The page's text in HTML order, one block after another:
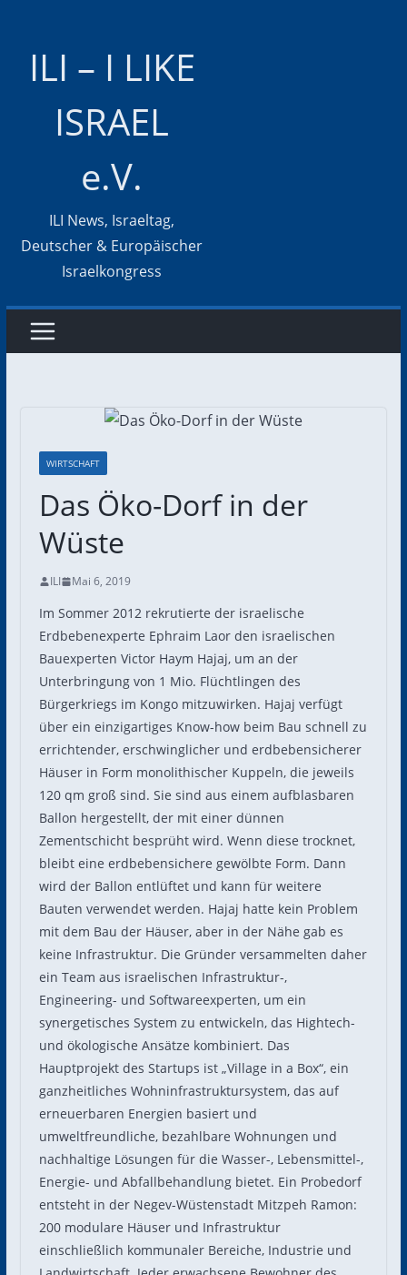
ILI – I LIKE
ISRAEL
e.V.
ILI News, Israeltag,
Deutscher & Europäischer
Israelkongress
WIRTSCHAFT
Das Öko-Dorf in der
Wüste
ILI Mai 6, 2019
Im Sommer 2012 rekrutierte der israelische
Erdbebenexperte Ephraim Laor den israelischen
Bauexperten Victor Haym Hajaj, um an der
Unterbringung von 1 Mio. Flüchtlingen des
Bürgerkriegs im Kongo mitzuwirken. Hajaj verfügt
über ein einzigartiges Know-how beim Bau schnell zu
errichtender, erschwinglicher und erdbebensicherer
Häuser in Form monolithischer Kuppeln, die jeweils
120 qm groß sind. Sie sind aus einem aufblasbaren
Ballon hergestellt, der mit einer dünnen
Zementschicht besprüht wird. Wenn diese trocknet,
bleibt eine erdbebensichere gewölbte Form. Dann
wird der Ballon entlüftet und kann für weitere
Bauten verwendet werden. Hajaj hatte kein Problem
mit dem Bau der Häuser, aber in der Nähe gab es
keine Infrastruktur. Die Gründer versammelten daher
ein Team aus israelischen Infrastruktur-,
Engineering- und Softwareexperten, um ein
synergetisches System zu entwickeln, das Hightech-
und ökologische Ansätze kombiniert. Das
Hauptprojekt des Startups ist „Village in a Box“, ein
ganzheitliches Wohninfrastruktursystem, das auf
erneuerbaren Energien basiert und
umweltfreundliche, bezahlbare Wohnungen und
nachhaltige Lösungen für die Wasser-, Lebensmittel-,
Energie- und Abfallbehandlung bietet. Ein Probedorf
entsteht in der Negev-Wüstenstadt Mitzpeh Ramon:
200 modulare Häuser und Infrastruktur
einschließlich kommunaler Bereiche, Industrie und